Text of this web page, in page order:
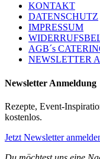
KONTAKT
DATENSCHUTZ
IMPRESSUM
AGB´s
NEWSLETTER
Newsletter Anmeldung
Rezepte, Event-
kostenlos.
Jetzt Newsletter